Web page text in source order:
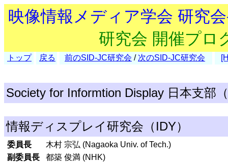
映像情報メディア学会 研究
研究会 開催プロ
トップ 戻る 前のSID-JC研究会 / 次のSID-JC研究会
Society for Informtion Display 日本支部
情報ディスプレイ研究会（IDY）
委員長
木村 宗弘 (Nagaoka Univ. of Tech.)
副委員長
都築 俊満 (NHK)